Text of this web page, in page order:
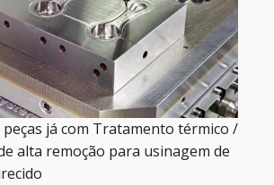
peças já com Tratamento térmico /
alta remoção para usinagem de